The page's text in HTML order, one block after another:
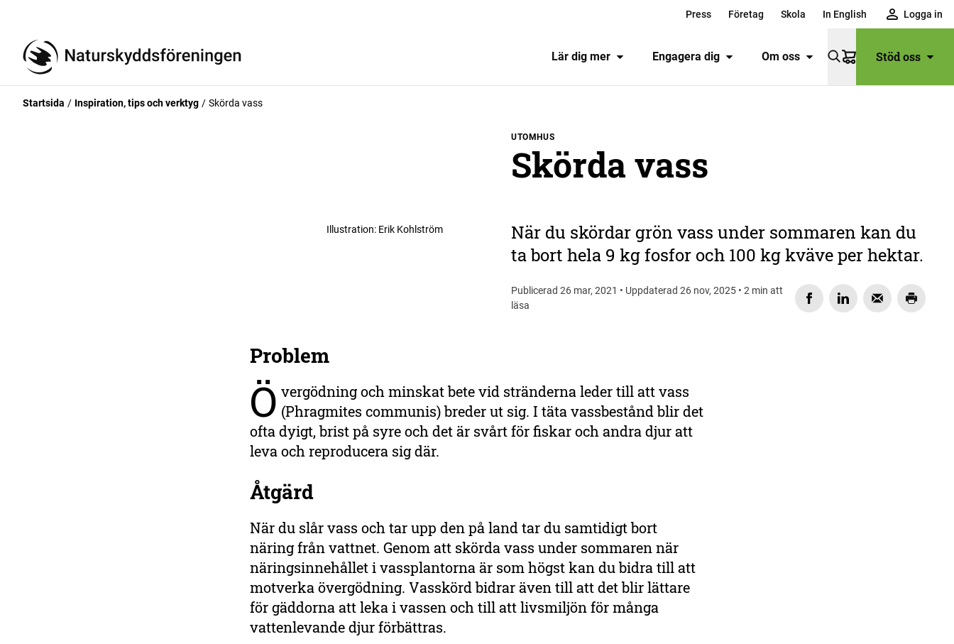
Press Företag Skola In English Logga in
Lär dig mer Engagera dig Om oss
VarukorgStöd oss
Startsida Inspiration, tips och verktyg Skörda vass
Illustration: Erik Kohlström
UTOMHUS
Skörda vass
När du skördar grön vass under sommaren kan du
ta bort hela 9 kg fosfor och 100 kg kväve per hektar.
Publicerad 26 mar, 2021 • Uppdaterad 26 nov, 2025 • 2 min att
läsa
Problem
Ö vergödning och minskat bete vid stränderna leder till att vass
(Phragmites communis) breder ut sig. I täta vassbestånd blir det
ofta dyigt, brist på syre och det är svårt för fiskar och andra djur att
leva och reproducera sig där.
Åtgärd
När du slår vass och tar upp den på land tar du samtidigt bort
näring från vattnet. Genom att skörda vass under sommaren när
näringsinnehållet i vassplantorna är som högst kan du bidra till att
motverka övergödning. Vasskörd bidrar även till att det blir lättare
för gäddorna att leka i vassen och till att livsmiljön för många
vattenlevande djur förbättras.